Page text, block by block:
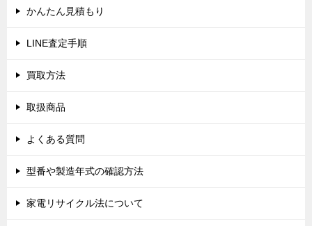
シ かんたん見積もり
LINE査定手順
買取方法
取扱商品
よくある質問
型番や製造年式の確認方法
家電リサイクル法について